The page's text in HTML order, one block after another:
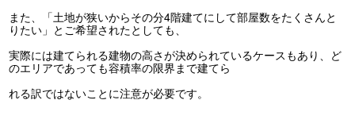
また、「土地が狭いからその分4階建てにして部屋数をたくさんと
りたい」とご希望されたとしても、
実際には建てられる建物の高さが決められているケースもあり、ど
のエリアであっても容積率の限界まで建てら
れる訳ではないことに注意が必要です。